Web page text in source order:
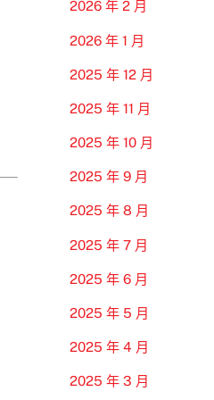
2026 年 2 月
2026 年 1 月
2025 年 12 月
2025 年 11 月
2025 年 10 月
2025 年 9 月
2025 年 8 月
2025 年 7 月
2025 年 6 月
2025 年 5 月
2025 年 4 月
2025 年 3 月